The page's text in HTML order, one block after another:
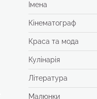
Імена
Кінематограф
Краса та мода
Кулінарія
Література
Малюнки